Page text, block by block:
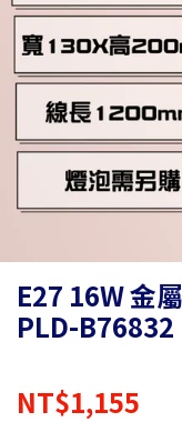
E27 16W 金
PLD-B76832
NT$1,155